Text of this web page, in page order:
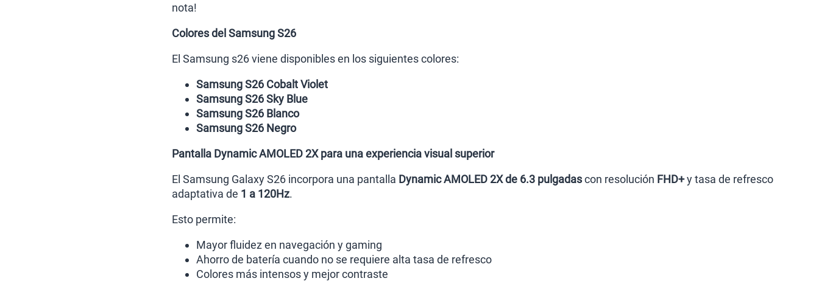
nota!
Colores del Samsung S26
El Samsung s26 viene disponibles en los siguientes colores:
Samsung S26 Cobalt Violet
Samsung S26 Sky Blue
Samsung S26 Blanco
Samsung S26 Negro
Pantalla Dynamic AMOLED 2X para una experiencia visual superior
El Samsung Galaxy S26 incorpora una pantalla Dynamic AMOLED 2X de 6.3 pulgadascon resolución FHD+y tasa de refresco
adaptativa de 1 a 120Hz.
Esto permite:
Mayor fluidez en navegación y gaming
Ahorro de batería cuando no se requiere alta tasa de refresco
Colores más intensos y mejor contraste